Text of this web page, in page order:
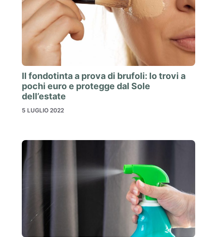
Il fondotinta a prova di brufoli: lo trovi a
pochi euro e protegge dal Sole
dell’estate
5 LUGLIO 2022